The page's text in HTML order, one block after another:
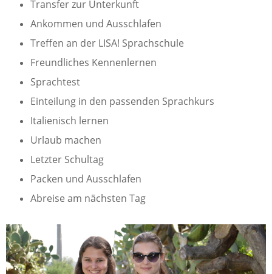
Transfer zur Unterkunft
Ankommen und Ausschlafen
Treffen an der LISA! Sprachschule
Freundliches Kennenlernen
Sprachtest
Einteilung in den passenden Sprachkurs
Italienisch lernen
Urlaub machen
Letzter Schultag
Packen und Ausschlafen
Abreise am nächsten Tag